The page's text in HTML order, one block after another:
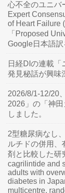
心不全のユニバ
Expert
of Heart Failure
「Proposed
Google日本語訳
日経DIの連載
発見秘話が興味
2026/8/1-12/20
2026」の「神
しました。
2型糖尿病なし
ルチドの併用、
剤と比較した研
cagrilintide and
adults with
diabetes in
multicentre,